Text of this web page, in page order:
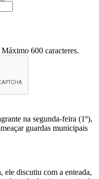
Máximo 600 caracteres.
na segunda-feira (1º),
guardas municipais
discutiu com a enteada,